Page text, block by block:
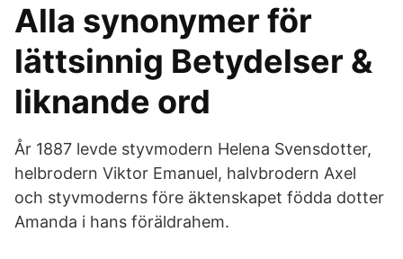
Alla synonymer för
lättsinnig Betydelser &
liknande ord
År 1887 levde styvmodern Helena Svensdotter,
helbrodern Viktor Emanuel, halvbrodern Axel
och styvmoderns före äktenskapet födda dotter
Amanda i hans föräldrahem.